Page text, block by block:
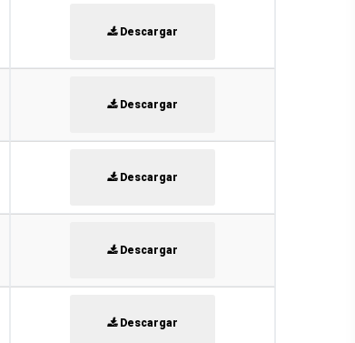
Descargar
Descargar
Descargar
Descargar
Descargar